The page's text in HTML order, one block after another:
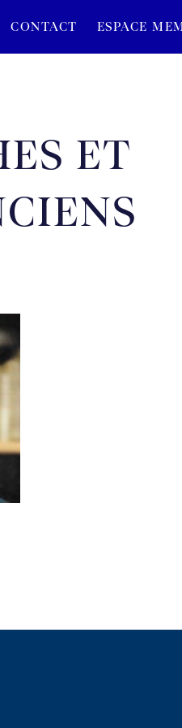
CONTACT ESPACE
ET